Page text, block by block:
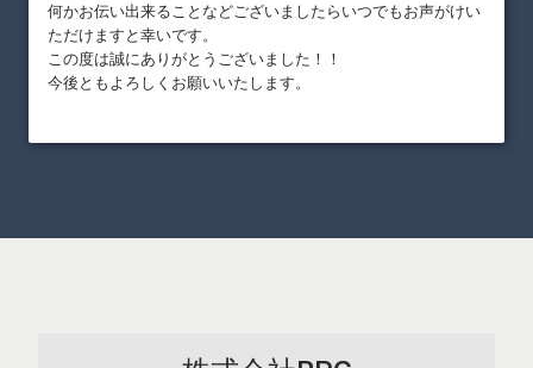
何かお伝い出来ることなどございましたらいつでもお声がけい
ただけますと幸いです。
この度は誠にありがとうございました！！
今後ともよろしくお願いいたします。